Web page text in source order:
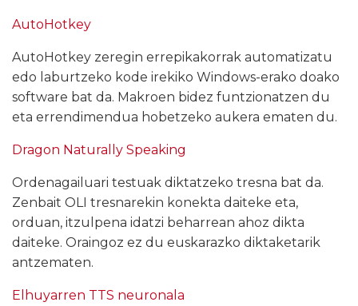
AutoHotkey
AutoHotkey zeregin errepikakorrak automatizatu
edo laburtzeko kode irekiko Windows-erako doako
software bat da. Makroen bidez funtzionatzen du
eta errendimendua hobetzeko aukera ematen du.
Dragon Naturally Speaking
Ordenagailuari testuak diktatzeko tresna bat da.
Zenbait OLI tresnarekin konekta daiteke eta,
orduan, itzulpena idatzi beharrean ahoz dikta
daiteke. Oraingoz ez du euskarazko diktaketarik
antzematen.
Elhuyarren TTS neuronala